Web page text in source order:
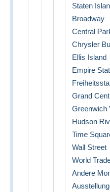
Staten
Broadway
Central
Chrysler
Ellis Island
Empire
Grand
Greenwich
Hudson
Time
Wall Street
World